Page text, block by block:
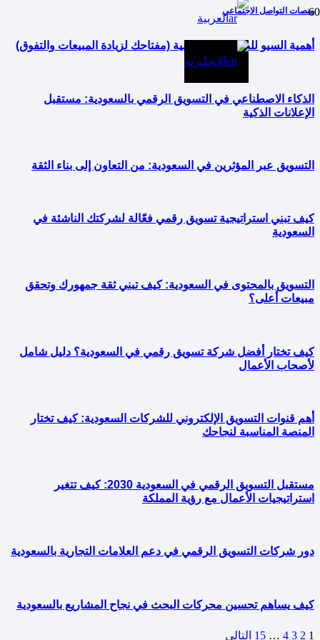
العربية
الإنجليزية
منصات التواصل الاجتماعي
أهمية السيو للمتاجر الإلكترونية (مفتاحك لزيادة المبيعات والتفوق)
الذكاء الاصطناعي في التسويق الرقمي بالسعودية: مستقبل
الإعلانات الذكية
التسويق عبر المؤثرين في السعودية: من التعاون إلى بناء الثقة
كيف تبني استراتيجية تسويق رقمي فعّالة لشركتك الناشئة في
السعودية
التسويق بالمحتوى في السعودية: كيف تبني ثقة جمهورك وتحقق
مبيعات أعلى؟
كيف تختار أفضل شركة تسويق رقمي في السعودية؟ دليل شامل
لأصحاب الأعمال
أهم قنوات التسويق الإلكتروني للشركات السعودية: كيف تختار
المنصة المناسبة لنجاحك
مستقبل التسويق الرقمي في السعودية 2030: كيف تتغير
استراتيجيات الأعمال مع رؤية المملكة
دور شركات التسويق الرقمي في دعم العلامات التجارية بالسعودية
كيف يساهم تحسين محركات البحث في نجاح المشاريع بالسعودية
1
2
3
4
…
15 التالي